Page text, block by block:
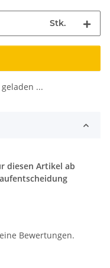
Stk.
...
diesen Artikel ab
Bewertungen.